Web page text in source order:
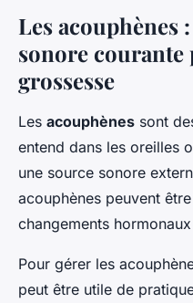
Les acouphènes
sonore courante
grossesse
Les acouphènes sont
entend dans les oreilles
une source sonore
acouphènes peuvent
changements
Pour gérer les
peut être utile de